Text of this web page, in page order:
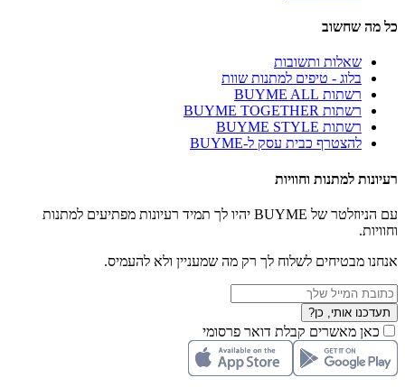
כל מה שחשוב
שאלות ותשובות
בלוג - טיפים למתנות שוות
רשתות BUYME ALL
רשתות BUYME TOGETHER
רשתות BUYME STYLE
להצטרף כבית עסק ל-BUYME
רעיונות למתנות וחוויות
עם הניוזלטר של BUYME יהיו לך תמיד רעיונות מפתיעים למתנות
וחוויות.
אנחנו מבטיחים לשלוח לך רק מה שמעניין ולא להעמיס.
תעדכנו אותי, כן?
כאן מאשרים קבלת דואר פרסומי